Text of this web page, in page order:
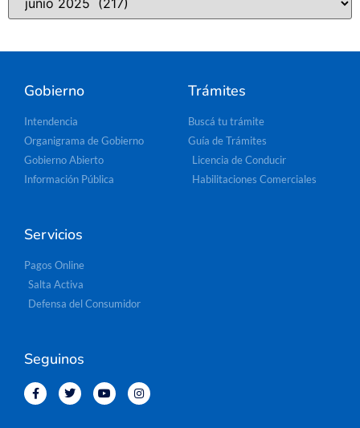
Gobierno
Intendencia
Organigrama de Gobierno
Gobierno Abierto
Información Pública
Trámites
Buscá tu trámite
Guía de Trámites
Licencia de Conducir
Habilitaciones Comerciales
Servicios
Pagos Online
Salta Activa
Defensa del Consumidor
Seguinos